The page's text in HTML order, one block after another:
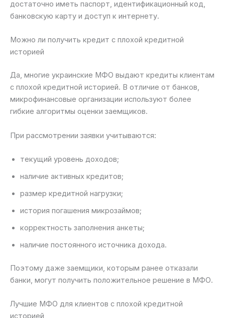
достаточно иметь паспорт, идентификационный код,
банковскую карту и доступ к интернету.
Можно ли получить кредит с плохой кредитной
историей
Да, многие украинские МФО выдают кредиты клиентам
с плохой кредитной историей. В отличие от банков,
микрофинансовые организации используют более
гибкие алгоритмы оценки заемщиков.
При рассмотрении заявки учитываются:
текущий уровень доходов;
наличие активных кредитов;
размер кредитной нагрузки;
история погашения микрозаймов;
корректность заполнения анкеты;
наличие постоянного источника дохода.
Поэтому даже заемщики, которым ранее отказали
банки, могут получить положительное решение в МФО.
Лучшие МФО для клиентов с плохой кредитной
историей